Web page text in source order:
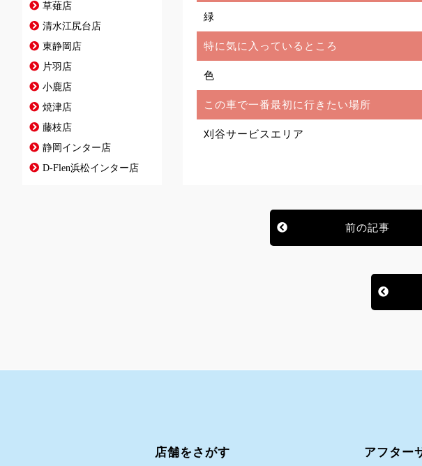
草薙店
清水江尻台店
東静岡店
片羽店
小鹿店
焼津店
藤枝店
静岡インター店
D-Flen浜松インター店
緑
特に気に入っているところ
色
この車で一番最初に行きたい場所
刈谷サービスエリア
前の記事
店舗をさがす
アフター